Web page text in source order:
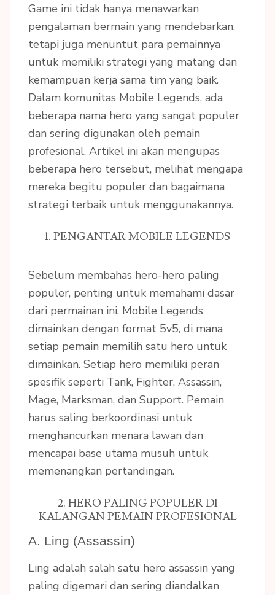
Game ini tidak hanya menawarkan
pengalaman bermain yang mendebarkan,
tetapi juga menuntut para pemainnya
untuk memiliki strategi yang matang dan
kemampuan kerja sama tim yang baik.
Dalam komunitas Mobile Legends, ada
beberapa nama hero yang sangat populer
dan sering digunakan oleh pemain
profesional. Artikel ini akan mengupas
beberapa hero tersebut, melihat mengapa
mereka begitu populer dan bagaimana
strategi terbaik untuk menggunakannya.
1. PENGANTAR MOBILE LEGENDS
Sebelum membahas hero-hero paling
populer, penting untuk memahami dasar
dari permainan ini. Mobile Legends
dimainkan dengan format 5v5, di mana
setiap pemain memilih satu hero untuk
dimainkan. Setiap hero memiliki peran
spesifik seperti Tank, Fighter, Assassin,
Mage, Marksman, dan Support. Pemain
harus saling berkoordinasi untuk
menghancurkan menara lawan dan
mencapai base utama musuh untuk
memenangkan pertandingan.
2. HERO PALING POPULER DI
KALANGAN PEMAIN PROFESIONAL
A. Ling (Assassin)
Ling adalah salah satu hero assassin yang
paling digemari dan sering diandalkan